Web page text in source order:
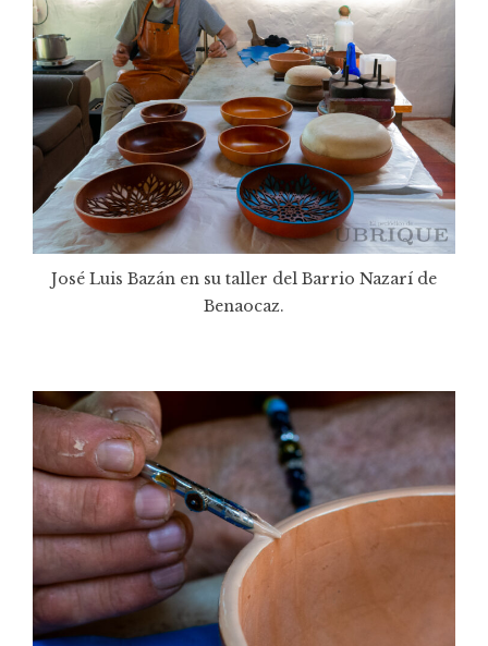
José Luis Bazán en su taller del Barrio Nazarí de
Benaocaz.